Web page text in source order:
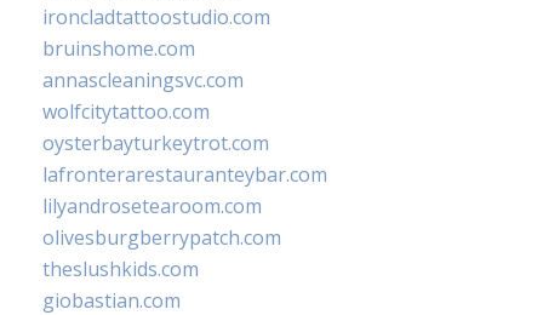
ironcladtattoostudio.com
bruinshome.com
annascleaningsvc.com
wolfcitytattoo.com
oysterbayturkeytrot.com
lafronterarestauranteybar.com
lilyandrosetearoom.com
olivesburgberrypatch.com
theslushkids.com
giobastian.com